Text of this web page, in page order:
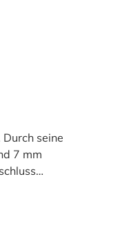
seine
7 mm